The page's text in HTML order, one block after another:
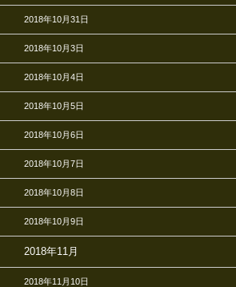
2018年10月31日
2018年10月3日
2018年10月4日
2018年10月5日
2018年10月6日
2018年10月7日
2018年10月8日
2018年10月9日
2018年11月
2018年11月10日